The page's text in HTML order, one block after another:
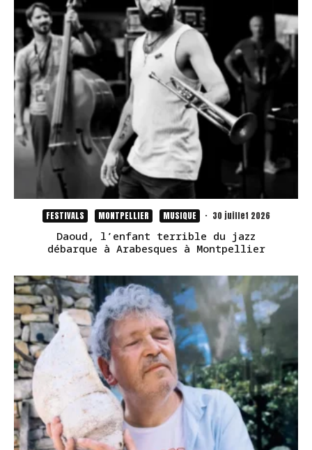
FESTIVALS MONTPELLIER MUSIQUE · 30 juillet 2026
Daoud, l’enfant terrible du jazz
débarque à Arabesques à Montpellier